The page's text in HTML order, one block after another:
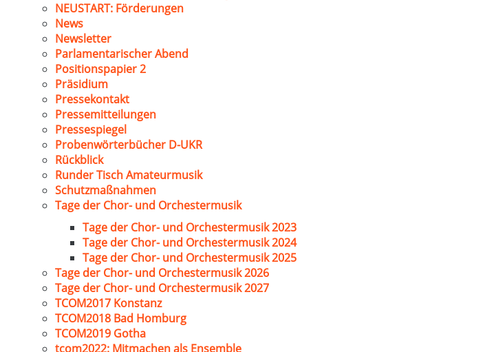
NEUSTART: Förderungen
News
Newsletter
Parlamentarischer Abend
Positionspapier 2
Präsidium
Pressekontakt
Pressemitteilungen
Pressespiegel
Probenwörterbücher D-UKR
Rückblick
Runder Tisch Amateurmusik
Schutzmaßnahmen
Tage der Chor- und Orchestermusik
Tage der Chor- und Orchestermusik 2023
Tage der Chor- und Orchestermusik 2024
Tage der Chor- und Orchestermusik 2025
Tage der Chor- und Orchestermusik 2026
Tage der Chor- und Orchestermusik 2027
TCOM2017 Konstanz
TCOM2018 Bad Homburg
TCOM2019 Gotha
tcom2022: Mitmachen als Ensemble